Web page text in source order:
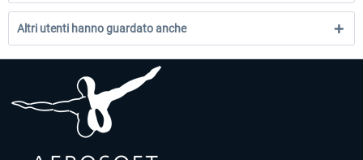
Altri utenti hanno guardato anche